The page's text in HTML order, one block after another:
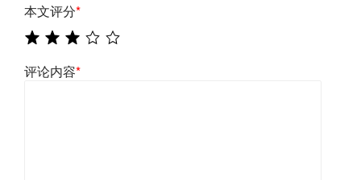
本文评分*
评论内容*